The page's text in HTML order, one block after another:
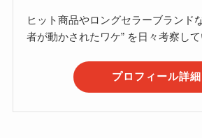
ヒット商品やロングセラーブランド
者が動かされたワケ” を日々考察して
プロフィール詳細